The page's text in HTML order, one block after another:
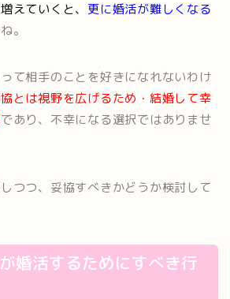
えていくと、 更に婚活が難しくなる
。
て相手のことを好きになれないわけ
とは視野を広げるため・結婚して幸
であり、不幸になる選択ではありませ
つつ、妥協すべきかどうか検討して
婚活するためにすべき行